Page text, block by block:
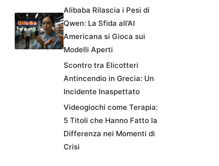
Alibaba Rilascia i Pesi di
Qwen: La Sfida all’AI
Americana si Gioca sui
Modelli Aperti
Scontro tra Elicotteri
Antincendio in Grecia: Un
Incidente Inaspettato
Videogiochi come Terapia:
5 Titoli che Hanno Fatto la
Differenza nei Momenti di
Crisi